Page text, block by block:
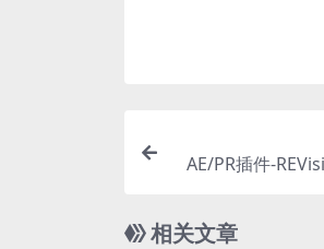
AE/PR插件-
相关文章